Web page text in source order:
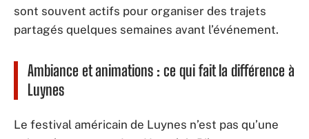
sont souvent actifs pour organiser des trajets
partagés quelques semaines avant l’événement.
Ambiance et animations : ce qui fait la différence à
Luynes
Le festival américain de Luynes n’est pas qu’une